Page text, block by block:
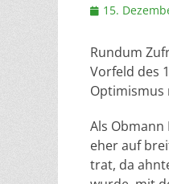
Veröffentlicht
15.
Rundum
Vorfeld des
Optimismus
Als Obmann
eher auf
trat, da